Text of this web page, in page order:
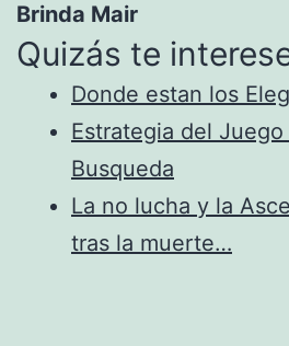
Brinda Mair
Quizás te
Donde estan los
Estrategia del
Busqueda
La no lucha y la
tras la muerte…